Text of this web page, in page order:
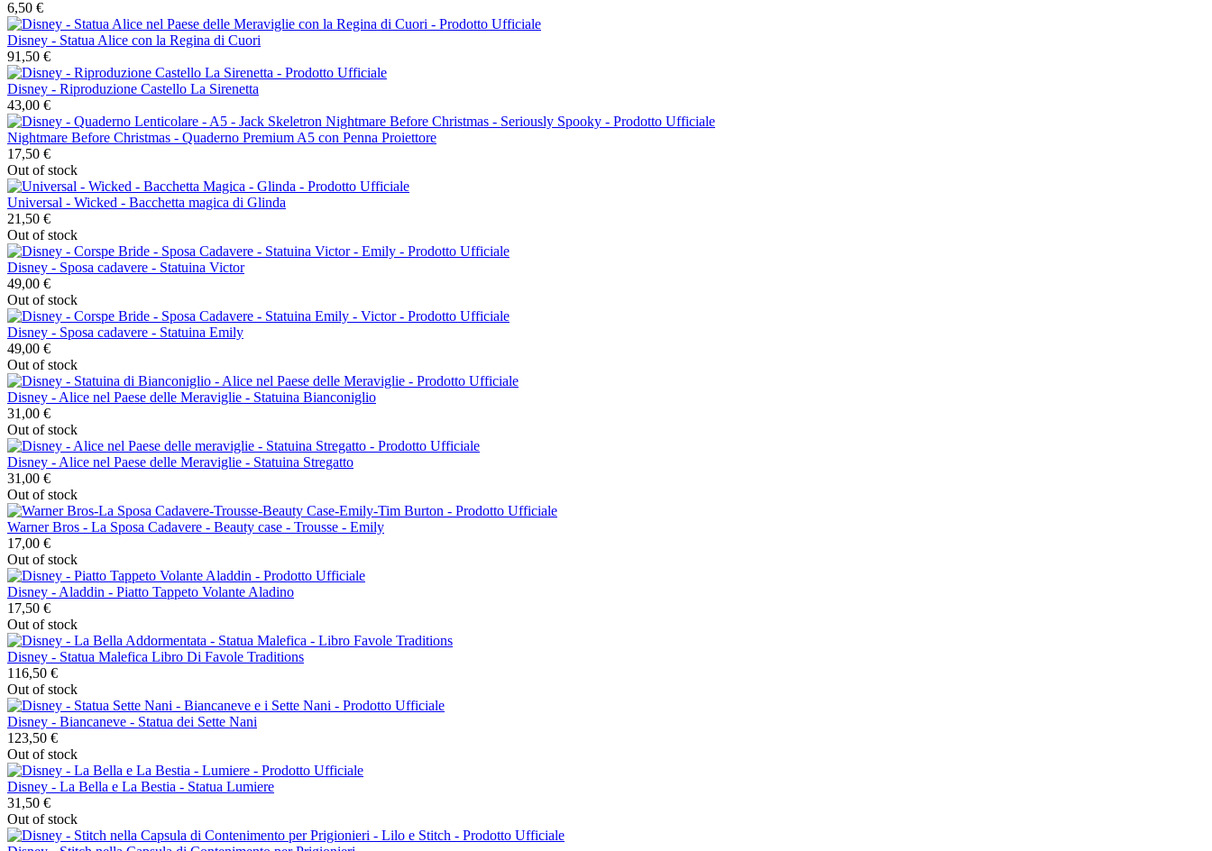
6,50 €
Disney - Statua Alice con la Regina di Cuori
91,50 €
Disney - Riproduzione Castello La Sirenetta
43,00 €
Nightmare Before Christmas - Quaderno Premium A5 con Penna Proiettore
17,50 €
Out of stock
Universal - Wicked - Bacchetta magica di Glinda
21,50 €
Out of stock
Disney - Sposa cadavere - Statuina Victor
49,00 €
Out of stock
Disney - Sposa cadavere - Statuina Emily
49,00 €
Out of stock
Disney - Alice nel Paese delle Meraviglie - Statuina Bianconiglio
31,00 €
Out of stock
Disney - Alice nel Paese delle Meraviglie - Statuina Stregatto
31,00 €
Out of stock
Warner Bros - La Sposa Cadavere - Beauty case - Trousse - Emily
17,00 €
Out of stock
Disney - Aladdin - Piatto Tappeto Volante Aladino
17,50 €
Out of stock
Disney - Statua Malefica Libro Di Favole Traditions
116,50 €
Out of stock
Disney - Biancaneve - Statua dei Sette Nani
123,50 €
Out of stock
Disney - La Bella e La Bestia - Statua Lumiere
31,50 €
Out of stock